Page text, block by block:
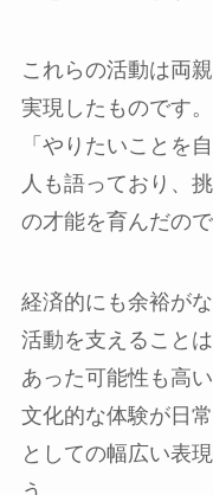
これらの活動は両
実現したものです。
「やりたいことを
人も語っており、
の才能を育んだので
経済的にも余裕が
活動を支えること
あった可能性も高い
文化的な体験が日
としての幅広い表